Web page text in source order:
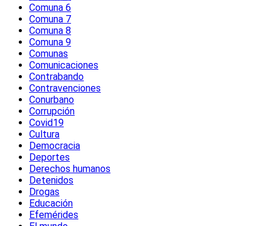
Comuna 6
Comuna 7
Comuna 8
Comuna 9
Comunas
Comunicaciones
Contrabando
Contravenciones
Conurbano
Corrupción
Covid19
Cultura
Democracia
Deportes
Derechos humanos
Detenidos
Drogas
Educación
Efemérides